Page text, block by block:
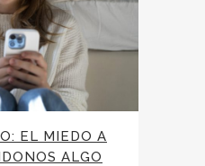
EL MIEDO A
ALGO